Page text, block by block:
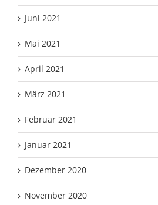
Juni 2021
Mai 2021
April 2021
März 2021
Februar 2021
Januar 2021
Dezember 2020
November 2020